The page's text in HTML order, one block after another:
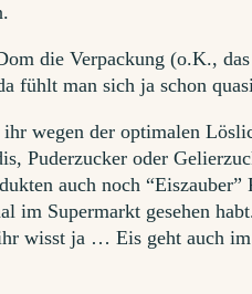
die Verpackung (o.K.,
fühlt man sich ja schon
wegen der optimalen
Puderzucker oder
auch noch
im Supermarkt gesehen
wisst ja … Eis geht auch